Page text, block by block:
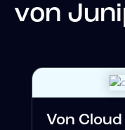
von
Von